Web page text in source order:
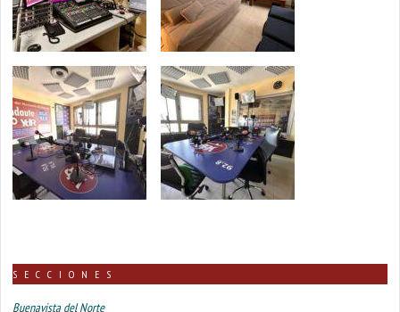
SECCIONES
Buenavista del Norte